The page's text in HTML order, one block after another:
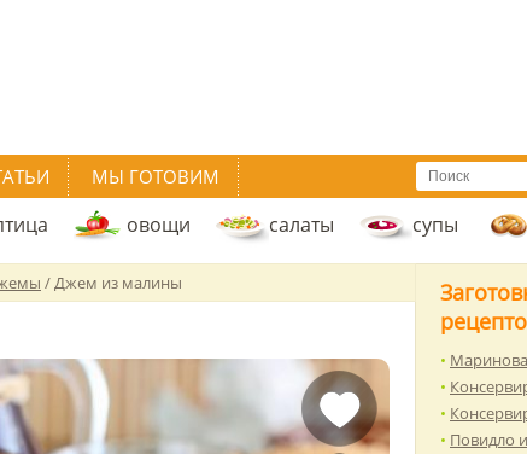
МЫ ГОТОВИМ
овощи салаты супы
/Джем из малины
Повидло